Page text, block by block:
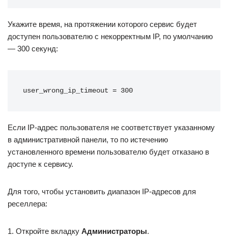
Укажите время, на протяжении которого сервис будет
доступен пользователю с некорректным IP, по умолчанию
— 300 секунд:
user_wrong_ip_timeout = 300
Если IP-адрес пользователя не соответствует указанному
в административной панели, то по истечению
установленного времени пользователю будет отказано в
доступе к сервису.
Для того, чтобы установить диапазон IP-адресов для
реселлера:
1. Откройте вкладку Администраторы.